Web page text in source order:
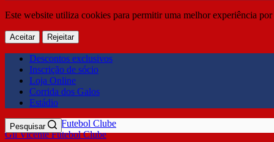
Este website utiliza cookies para permitir uma melhor experiência
Aceitar Rejeitar
Descontos exclusivos
Inscrição de sócio
Loja Online
Corrida dos Galos
Estádio
Gil Vicente Futebol Clube
Pesquisar